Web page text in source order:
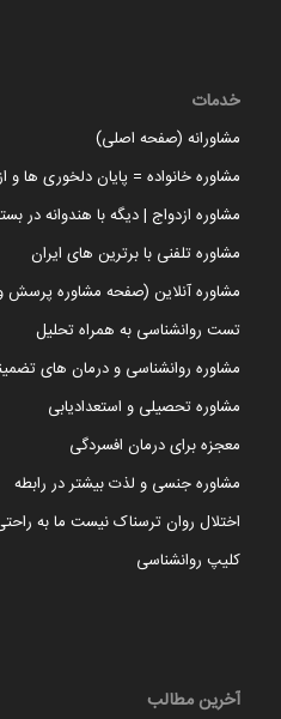
خدمات
مشاورانه (صفحه اصلی)
مشاوره خانواده = پایان دلخوری ها
مشاوره ازدواج | دیگه با هندوانه در
مشاوره تلفنی با برترین های ایران
مشاوره آنلاین (صفحه مشاوره پرسش
تست روانشناسی به همراه تحلیل
مشاوره روانشناسی و درمان های
مشاوره تحصیلی و استعدادیابی
معجزه برای درمان افسردگی
مشاوره جنسی و لذت بیشتر در رابطه
اختلال روان ترسناک نیست ما به
کلیپ روانشناسی
آخرین مطالب